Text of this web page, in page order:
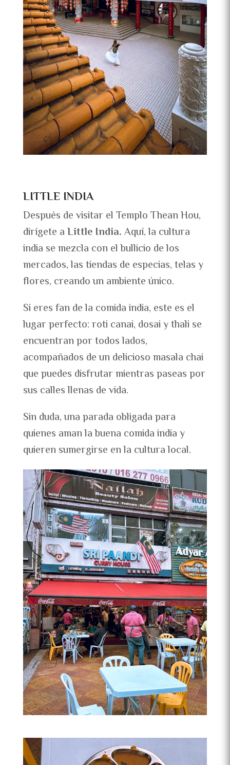
LITTLE INDIA
Después de visitar el Templo Thean Hou,
dirígete aLittle India.Aquí, la cultura
india se mezcla con el bullicio de los
mercados, las tiendas de especias, telas y
flores, creando un ambiente único.
Si eres fan de la comida india, este es el
lugar perfecto: roti canai, dosai y thali se
encuentran por todos lados,
acompañados de un delicioso masala chai
que puedes disfrutar mientras paseas por
sus calles llenas de vida.
Sin duda, una parada obligada para
quienes aman la buena comida india y
quieren sumergirse en la cultura local.